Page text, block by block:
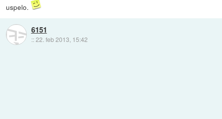
uspelo.
6151
::22. feb 2013, 15:42